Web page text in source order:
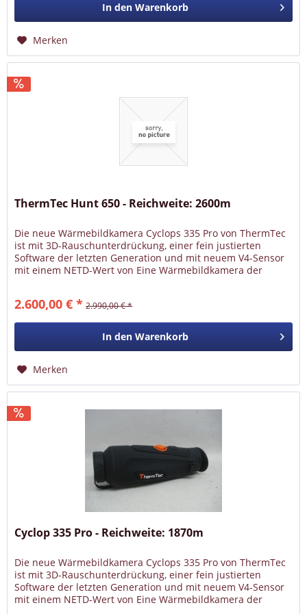
In den Warenkorb
Merken
ThermTec Hunt 650 - Reichweite: 2600m
Die neue Wärmebildkamera Cyclops 335 Pro von ThermTec
ist mit 3D-Rauschunterdrückung, einer fein justierten
Software der letzten Generation und mit neuem V4-Sensor
mit einem NETD-Wert von Eine Wärmebildkamera der
2.600,00 € * 2.990,00 € *
In den Warenkorb
Merken
Cyclop 335 Pro - Reichweite: 1870m
Die neue Wärmebildkamera Cyclops 335 Pro von ThermTec
ist mit 3D-Rauschunterdrückung, einer fein justierten
Software der letzten Generation und mit neuem V4-Sensor
mit einem NETD-Wert von Eine Wärmebildkamera der